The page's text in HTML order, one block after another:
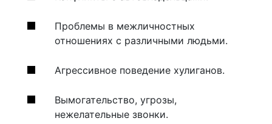
Проблемы в межличностных
отношениях с различными людьми.
Агрессивное поведение хулиганов.
Вымогательство, угрозы,
нежелательные звонки.